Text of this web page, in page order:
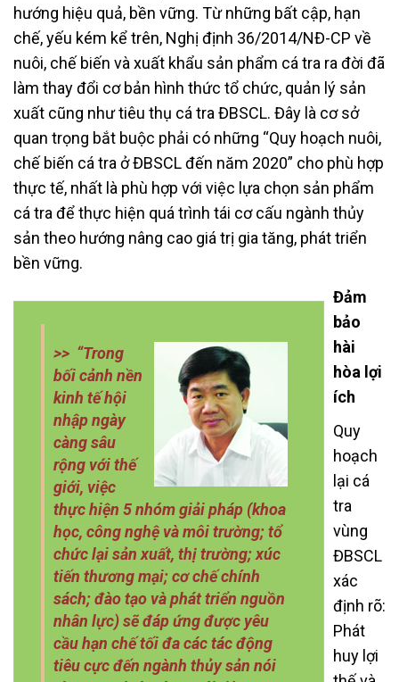
hướng hiệu quả, bền vững. Từ những bất cập, hạn
chế, yếu kém kể trên, Nghị định 36/2014/NĐ-CP về
nuôi, chế biến và xuất khẩu sản phẩm cá tra ra đời đã
làm thay đổi cơ bản hình thức tổ chức, quản lý sản
xuất cũng như tiêu thụ cá tra ĐBSCL. Đây là cơ sở
quan trọng bắt buộc phải có những “Quy hoạch nuôi,
chế biến cá tra ở ĐBSCL đến năm 2020” cho phù hợp
thực tế, nhất là phù hợp với việc lựa chọn sản phẩm
cá tra để thực hiện quá trình tái cơ cấu ngành thủy
sản theo hướng nâng cao giá trị gia tăng, phát triển
bền vững.
>> “Trong
bối cảnh nền
kinh tế hội
nhập ngày
càng sâu
rộng với thế
giới, việc
thực hiện 5 nhóm giải pháp (khoa
học, công nghệ và môi trường; tổ
chức lại sản xuất, thị trường; xúc
tiến thương mại; cơ chế chính
sách; đào tạo và phát triển nguồn
nhân lực) sẽ đáp ứng được yêu
cầu hạn chế tối đa các tác động
tiêu cực đến ngành thủy sản nói
Đảm
bảo
hài
hòa lợi
ích
Quy
hoạch
lại cá
tra
vùng
ĐBSCL
xác
định rõ:
Phát
huy lợi